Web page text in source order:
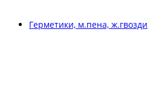
Герметики, м.пена, ж.гвозди